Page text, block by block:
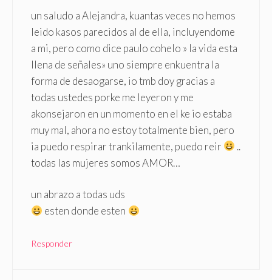
un saludo a Alejandra, kuantas veces no hemos
leido kasos parecidos al de ella, incluyendome
a mi, pero como dice paulo cohelo » la vida esta
llena de señales» uno siempre enkuentra la
forma de desaogarse, io tmb doy gracias a
todas ustedes porke me leyeron y me
akonsejaron en un momento en el ke io estaba
muy mal, ahora no estoy totalmente bien, pero
ia puedo respirar trankilamente, puedo reir
..
todas las mujeres somos AMOR…
un abrazo a todas uds
esten donde esten
Responder